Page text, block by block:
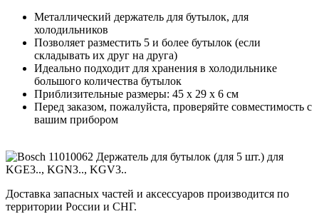
Металлический держатель для бутылок, для
холодильников
Позволяет разместить 5 и более бутылок (если
складывать их друг на друга)
Идеально подходит для хранения в холодильнике
большого количества бутылок
Приблизительные размеры: 45 х 29 х 6 см
Перед заказом, пожалуйста, проверяйте совместимость с
вашим прибором
Доставка запасных частей и аксессуаров производится по
территории России и СНГ.